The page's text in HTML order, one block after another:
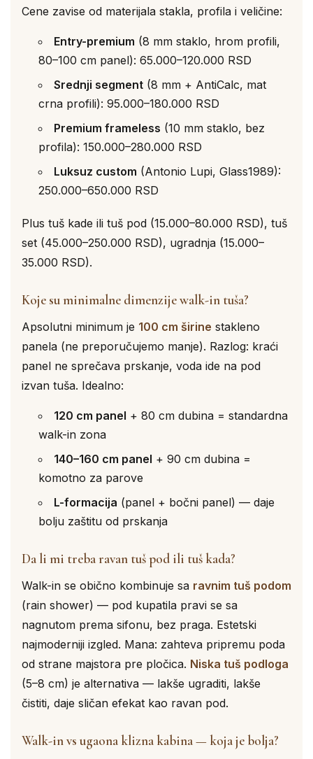
Cene zavise od materijala stakla, profila i veličine:
Entry-premium (8 mm staklo, hrom profili,
80–100 cm panel): 65.000–120.000 RSD
Srednji segment (8 mm + AntiCalc, mat
crna profili): 95.000–180.000 RSD
Premium frameless (10 mm staklo, bez
profila): 150.000–280.000 RSD
Luksuz custom (Antonio Lupi, Glass1989):
250.000–650.000 RSD
Plus tuš kade ili tuš pod (15.000–80.000 RSD), tuš
set (45.000–250.000 RSD), ugradnja (15.000–
35.000 RSD).
Koje su minimalne dimenzije walk-in tuša?
Apsolutni minimum je 100 cm širine stakleno
panela (ne preporučujemo manje). Razlog: kraći
panel ne sprečava prskanje, voda ide na pod
izvan tuša. Idealno:
120 cm panel + 80 cm dubina = standardna
walk-in zona
140–160 cm panel + 90 cm dubina =
komotno za parove
L-formacija (panel + bočni panel) — daje
bolju zaštitu od prskanja
Da li mi treba ravan tuš pod ili tuš kada?
Walk-in se obično kombinuje sa ravnim tuš podom
(rain shower) — pod kupatila pravi se sa
nagnutom prema sifonu, bez praga. Estetski
najmoderniji izgled. Mana: zahteva pripremu poda
od strane majstora pre pločica. Niska tuš podloga
(5–8 cm) je alternativa — lakše ugraditi, lakše
čistiti, daje sličan efekat kao ravan pod.
Walk-in vs ugaona klizna kabina — koja je bolja?